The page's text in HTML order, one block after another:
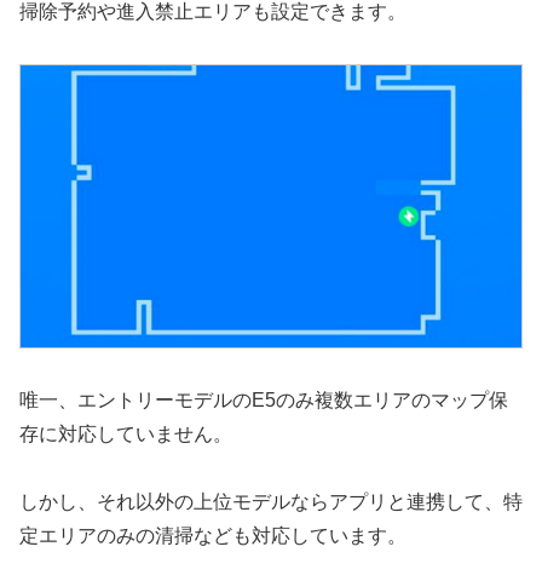
掃除予約や進入禁止エリアも設定できます。
唯一、エントリーモデルのE5のみ複数エリアのマップ保
存に対応していません。
しかし、それ以外の上位モデルならアプリと連携して、特
定エリアのみの清掃なども対応しています。